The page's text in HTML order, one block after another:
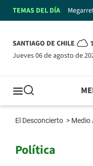
TEMAS DEL DÍA
SANTIAGO DE CHILE
jueves 06 de agosto de
El Desconcierto > Medio
Política